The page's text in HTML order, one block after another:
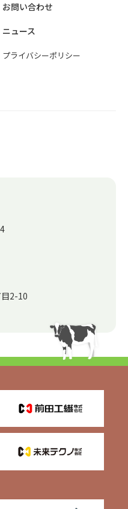
2-10
お問い合わせ
ニュース
プライバシーポリシー